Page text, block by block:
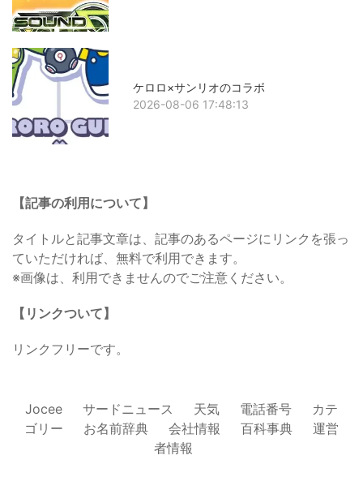
ケロロ×サンリオのコラボ
2026-08-06 17:48:13
【記事の利用について】
タイトルと記事文章は、記事のあるページにリンクを張っ
ていただければ、無料で利用できます。
※画像は、利用できませんのでご注意ください。
【リンクついて】
リンクフリーです。
Jocee サードニュース 天気 電話番号
カテ
ゴリー
お名前辞典 会社情報 百科事典
運営
者情報